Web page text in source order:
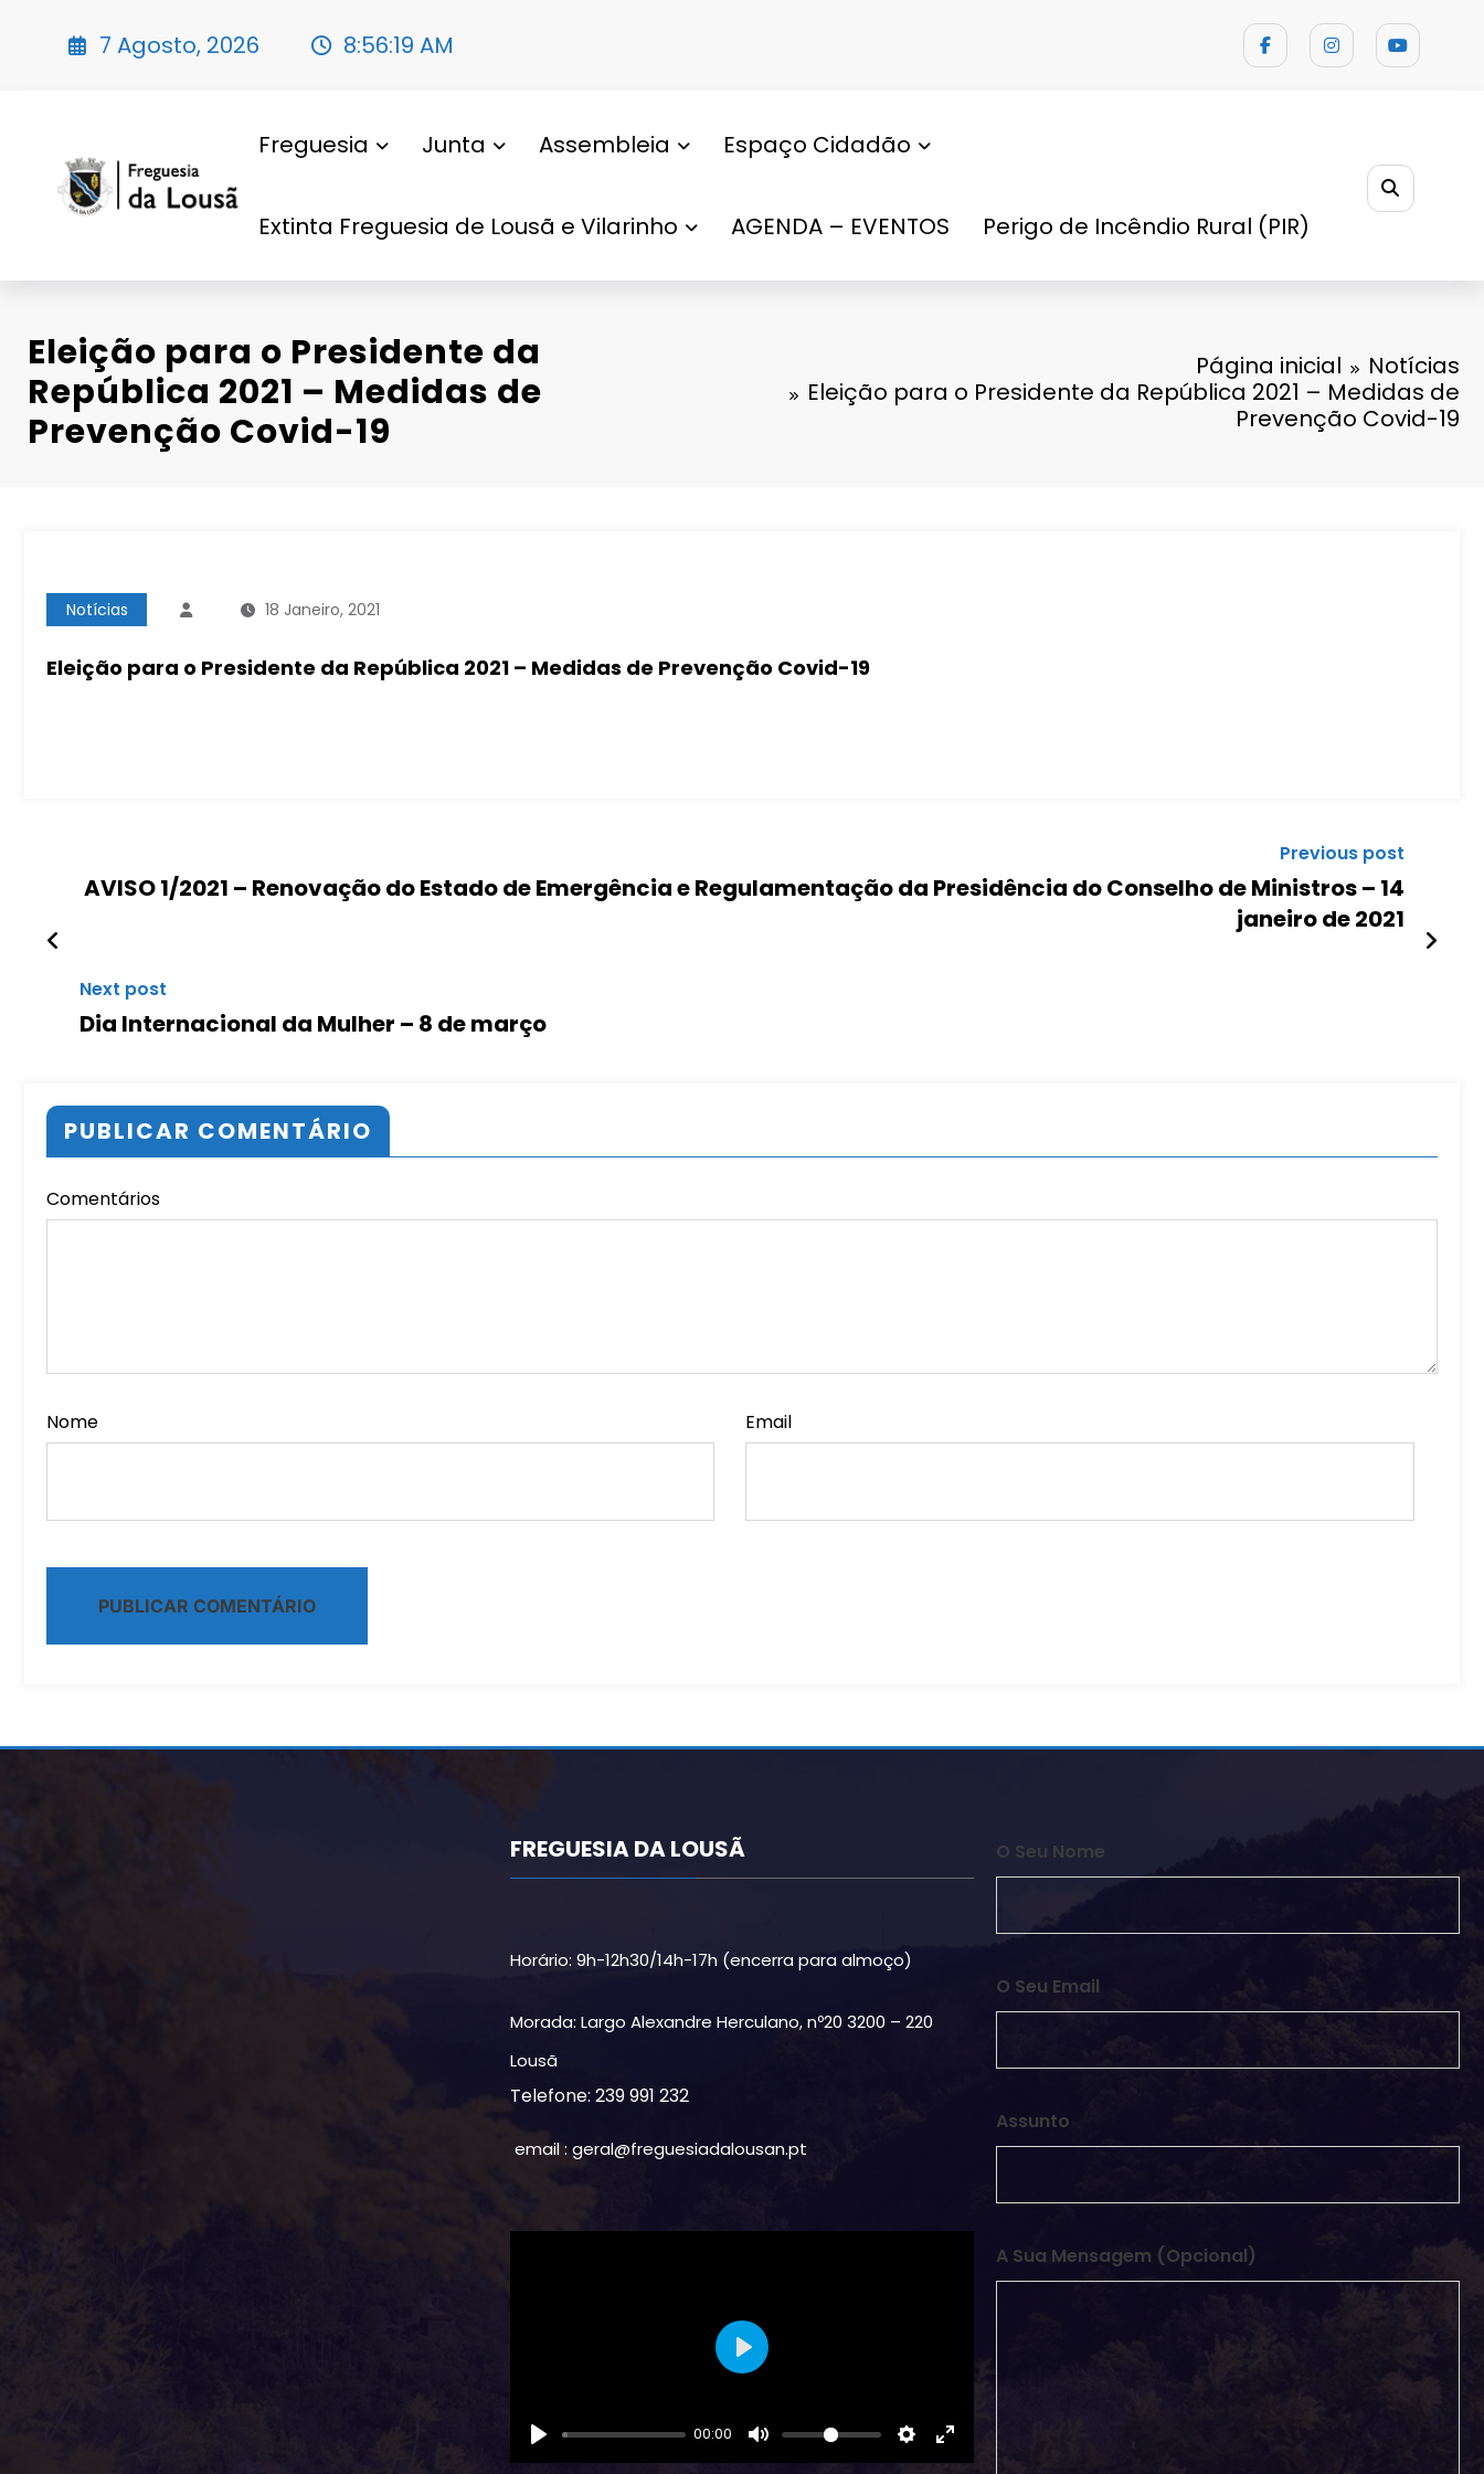
7 Agosto, 2026 8:56:20 AM
Freguesia Junta Assembleia Espaço Cidadão
Extinta Freguesia de Lousã e Vilarinho AGENDA – EVENTOS Perigo de Incêndio Rural (PIR)
Eleição para o Presidente da
República 2021 – Medidas de
Prevenção Covid-19
Página inicial
Notícias
Eleição para o Presidente da República 2021 – Medidas de
Prevenção Covid-19
Notícias 18 Janeiro, 2021
Eleição para o Presidente da República 2021 – Medidas de Prevenção Covid-19
Previous post
AVISO 1/2021 – Renovação do Estado de Emergência e Regulamentação da Presidência do Conselho de Ministros – 14
janeiro de 2021
Next post
Dia Internacional da Mulher – 8 de março
PUBLICAR COMENTÁRIO
Comentários
Nome Email
FREGUESIA DA LOUSÃ
Horário: 9h-12h30/14h-17h (encerra para almoço)
Morada: Largo Alexandre Herculano, nº20 3200 – 220
Lousã
Telefone: 239 991 232
email : geral@freguesiadalousan.pt
00:00
Play
O Seu Nome
O Seu Email
Assunto
A Sua Mensagem (opcional)